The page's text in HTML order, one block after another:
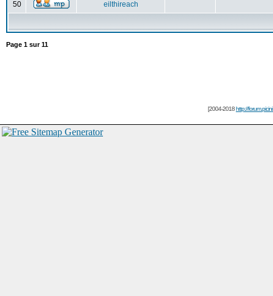
50 eilthireach
Page 1 sur11
[2004-2018http://